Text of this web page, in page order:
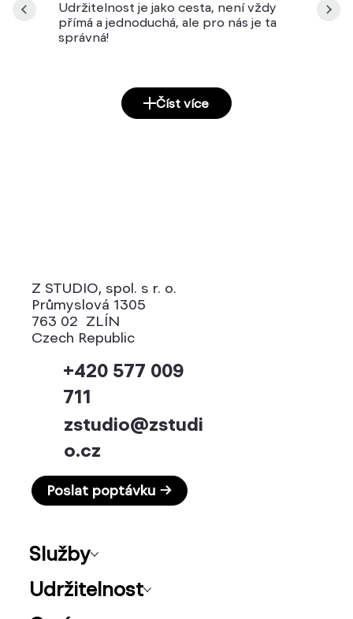
Udržitelnost je jako cesta, není vždy
přímá a jednoduchá, ale pro nás je ta
správná!
Číst více
Czech Republic
+420 577 009
711
zstudio@zstudi
o.cz
Poslat poptávku →
763 02 ZLÍN
Průmyslová 1305
Z STUDIO, spol. s r. o.
Služby
Udržitelnost